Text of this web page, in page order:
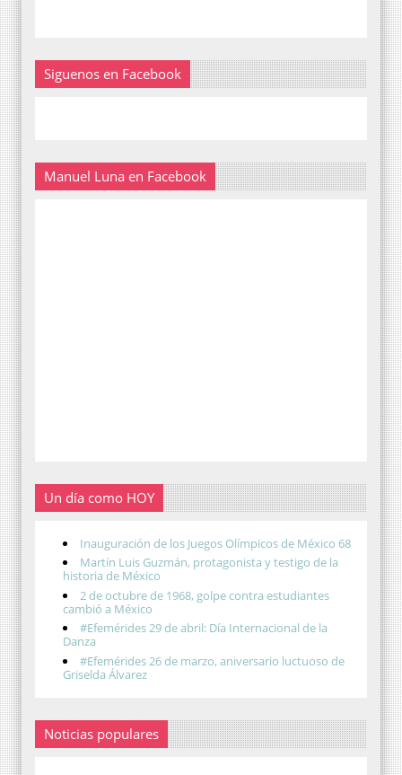
Siguenos en Facebook
Manuel Luna en Facebook
Un día como HOY
Inauguración de los Juegos Olímpicos de México 68
Martín Luis Guzmán, protagonista y testigo de la
historia de México
2 de octubre de 1968, golpe contra estudiantes
cambió a México
#Efemérides 29 de abril: Día Internacional de la
Danza
#Efemérides 26 de marzo, aniversario luctuoso de
Griselda Álvarez
Noticias populares